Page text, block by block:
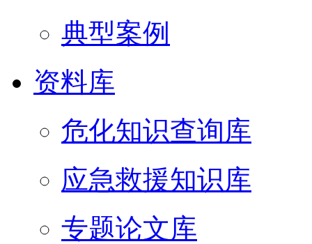
典型案例
资料库
危化知识查询库
应急救援知识库
专题论文库